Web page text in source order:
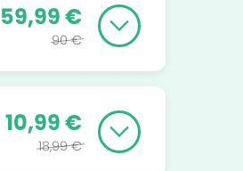
59,99 €
90 €
10,99 €
18,99 €